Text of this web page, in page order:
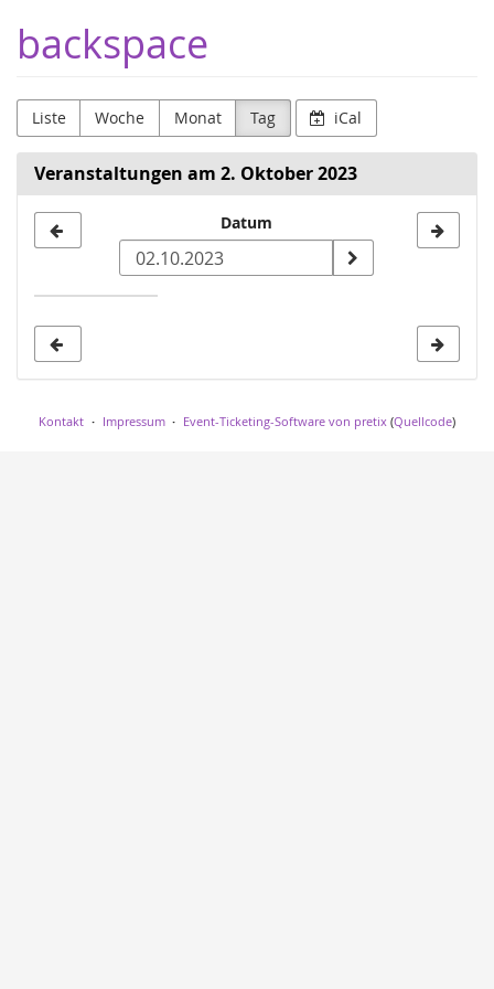
Haupt-
Inhalt
backspace
Liste Woche Monat Tag iCal
Veranstaltungen am 2. Oktober 2023
zur
Anzeige
Datum
Kontakt Impressum Event-Ticketing-Software von pretix (Quellcode)